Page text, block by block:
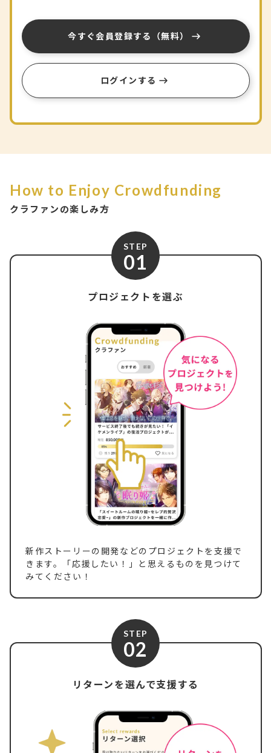
今すぐ会員登録する（無料）
ログインする
How to Enjoy Crowdfunding
クラファンの楽しみ方
STEP
01
プロジェクトを選ぶ
新作ストーリーの開発などのプロジェクトを支援で
きます。「応援したい！」と思えるものを見つけて
みてください！
STEP
02
リターンを選んで支援する